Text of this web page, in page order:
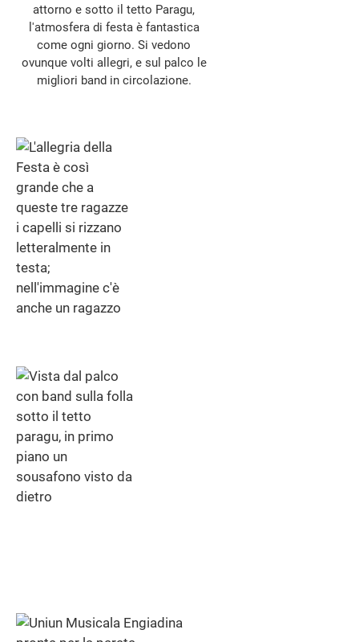
attorno e sotto il tetto Paragu,
l'atmosfera di festa è fantastica
come ogni giorno. Si vedono
ovunque volti allegri, e sul palco le
migliori band in circolazione.